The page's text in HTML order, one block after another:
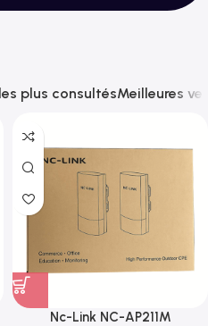
plus consultésMeilleures
Nc-Link NC-AP211M